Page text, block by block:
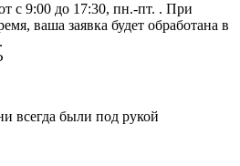
с 9:00 до 17:30, пн.-пт. . При
ваша заявка будет обработана в
всегда были под рукой